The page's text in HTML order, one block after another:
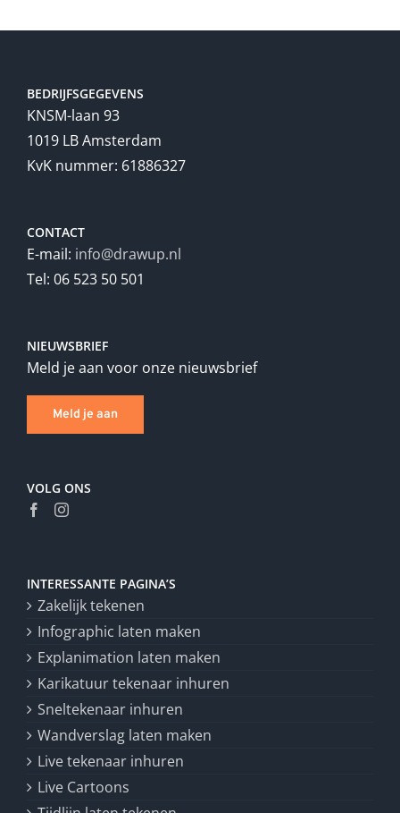
BEDRIJFSGEGEVENS
KNSM-laan 93
1019 LB Amsterdam
KvK nummer: 61886327
CONTACT
E-mail: info@drawup.nl
Tel: 06 523 50 501
NIEUWSBRIEF
Meld je aan voor onze nieuwsbrief
Meld je aan
VOLG ONS
INTERESSANTE PAGINA’S
Zakelijk tekenen
Infographic laten maken
Explanimation laten maken
Karikatuur tekenaar inhuren
Sneltekenaar inhuren
Wandverslag laten maken
Live tekenaar inhuren
Live Cartoons